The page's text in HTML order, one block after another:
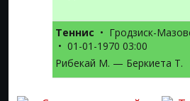
Теннис • Гродзиск-
• 01-01-1970 03:00
Рибекай М. — Беркиета Т.